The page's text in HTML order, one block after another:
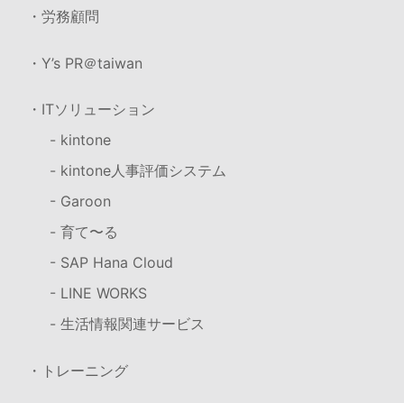
・労務顧問
・Y’s PR＠taiwan
・ITソリューション
- kintone
- kintone人事評価システム
- Garoon
- 育て〜る
- SAP Hana Cloud
- LINE WORKS
- 生活情報関連サービス
・トレーニング